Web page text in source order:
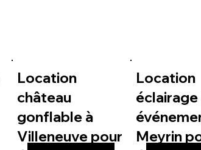
Location
château
gonflable à
Villeneuve pour
Location
éclairage
Meyrin